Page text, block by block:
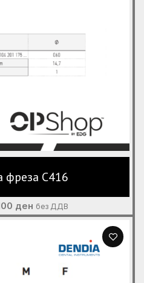
фреза C416
денCurrent
price
без ДДВ